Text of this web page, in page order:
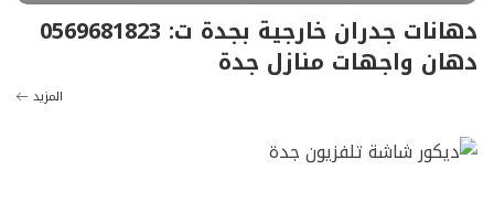
دهانات جدران خارجية بجدة ت: 0569681823
دهان واجهات منازل جدة
المزيد